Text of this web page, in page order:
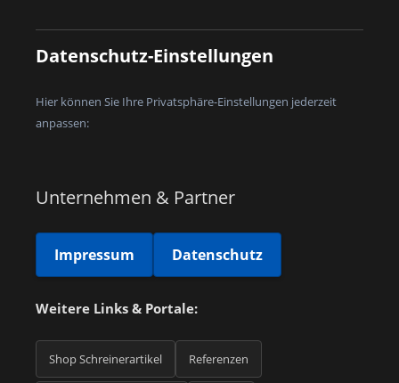
Datenschutz-Einstellungen
Hier können Sie Ihre Privatsphäre-Einstellungen jederzeit
anpassen:
Unternehmen & Partner
Impressum Datenschutz
Weitere Links & Portale:
Shop Schreinerartikel Referenzen